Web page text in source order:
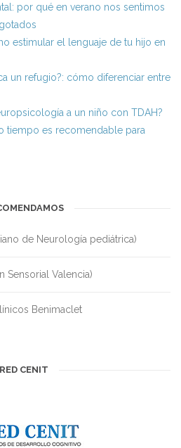
por qué en verano nos sentimos
estimular el lenguaje de tu hijo en
un refugio?: cómo diferenciar entre
a un niño con TDAH?
tiempo es recomendable para
de Neurología pediátrica)
Sensorial Valencia)
Benimaclet
RED CENIT